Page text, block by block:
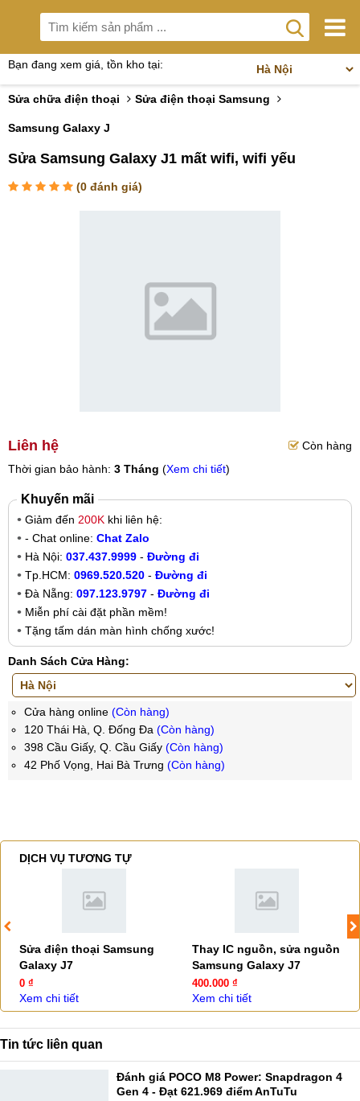
Bạn đang xem giá, tồn kho tại:
Sửa chữa điện thoại Sửa điện thoại Samsung
Samsung Galaxy J
Sửa Samsung Galaxy J1 mất wifi, wifi yếu
(0 đánh giá)
Liên hệ
Còn hàng
Thời gian bảo hành: 3 Tháng (Xem chi tiết)
Khuyến mãi
Giảm đến 200K khi liên hệ:
- Chat online: Chat Zalo
Hà Nội: 037.437.9999 - Đường đi
Tp.HCM: 0969.520.520 - Đường đi
Đà Nẵng: 097.123.9797 - Đường đi
Miễn phí cài đặt phần mềm!
Tặng tấm dán màn hình chống xước!
Danh Sách Cửa Hàng:
Cửa hàng online (Còn hàng)
120 Thái Hà, Q. Đống Đa (Còn hàng)
398 Cầu Giấy, Q. Cầu Giấy (Còn hàng)
42 Phố Vọng, Hai Bà Trưng (Còn hàng)
DỊCH VỤ TƯƠNG TỰ
Sửa điện thoại Samsung
Galaxy J7
0 ₫
Xem chi tiết
Thay IC nguồn, sửa nguồn
Samsung Galaxy J7
400.000 ₫
Xem chi tiết
Tin tức liên quan
Đánh giá POCO M8 Power: Snapdragon 4
Gen 4 - Đạt 621.969 điểm AnTuTu